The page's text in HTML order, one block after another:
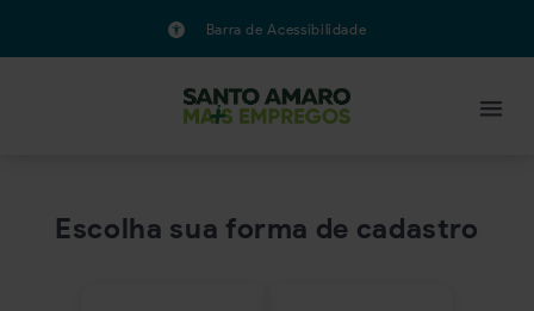
Barra de Acessibilidade
Escolha sua forma de cadastro